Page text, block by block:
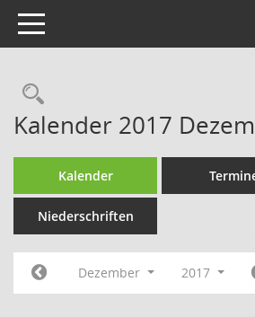
Toggle navigation
Rechercheauswahl
Kalender 2017
Kalender
Niederschriften
Dezember 2017